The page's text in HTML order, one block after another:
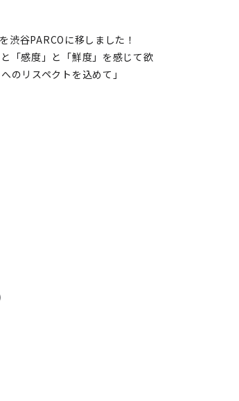
渋谷PARCOに移しました！
「感度」と「鮮度」を感じて欲
のリスペクトを込めて」